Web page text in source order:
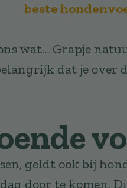
beste
wat… Grapje
dat je over
geldt ook bij
dag door te